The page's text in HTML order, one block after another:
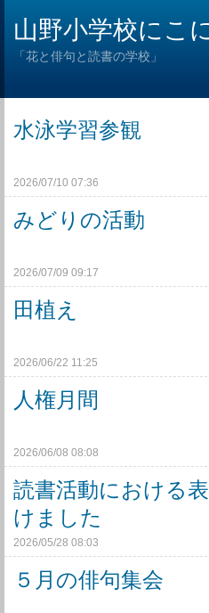
山野小学校にこ
「花と俳句と読書の学校」
水泳学習参観
2026/07/10 07:36
みどりの活動
2026/07/09 09:17
田植え
2026/06/22 11:25
人権月間
2026/06/08 08:08
読書活動における
けました
2026/05/28 08:03
５月の俳句集会